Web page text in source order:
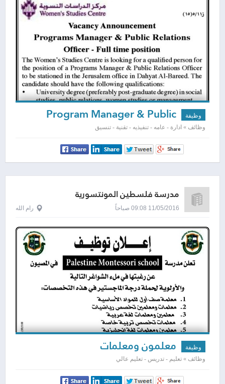
وظيفة Program Manager & Public
relations
وظائف » ادارة - عامه - تنفيذيه - تقنية - تنسيق
مدرسة فلسطين المونتسورية
11/05/2016 09:08 صباحاً رام الله
وظيفة معلمون ومعلمات
وظائف » تعليم - تدريس - تعليم عالي